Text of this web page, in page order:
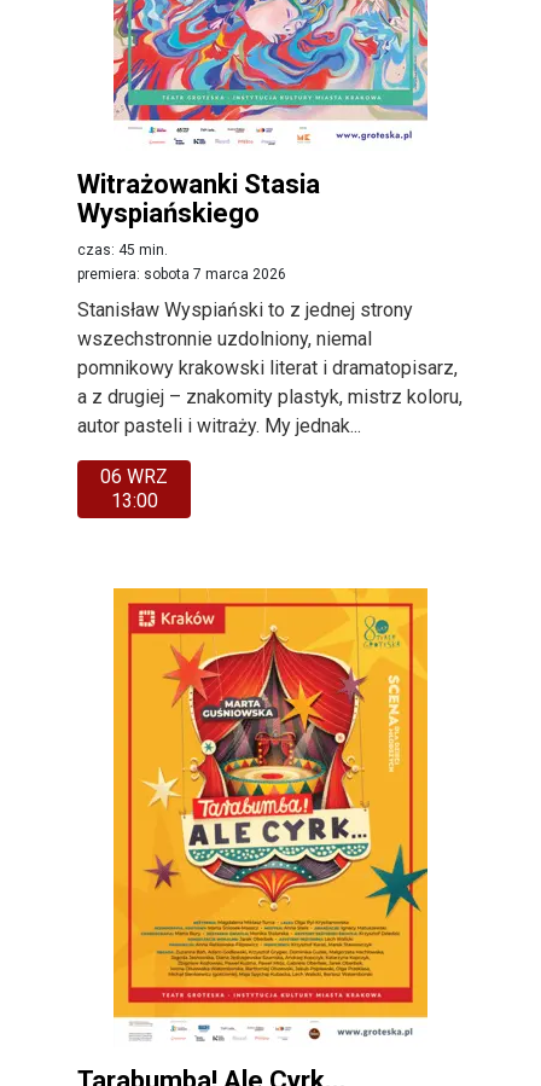
Witrażowanki Stasia
Wyspiańskiego
czas: 45 min.
premiera: sobota 7 marca 2026
Stanisław Wyspiański to z jednej strony
wszechstronnie uzdolniony, niemal
pomnikowy krakowski literat i dramatopisarz,
a z drugiej – znakomity plastyk, mistrz koloru,
autor pasteli i witraży. My jednak...
06 WRZ
13:00